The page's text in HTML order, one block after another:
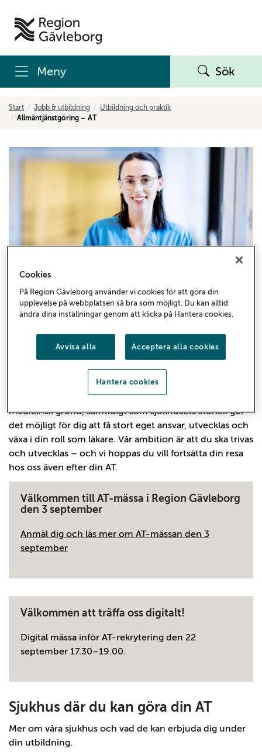
Meny Sök
Start Jobb & utbildning
Utbildning och praktik
Allmäntjänstgöring – AT
Allmäntjänstgöring – AT
Hos oss i Region Gävleborg finns tre sjukhus.
Hudiksvall och Gävle sjukhus är våra två akutsjukhus
medan Bollnäs sjukhus har ett akutmedicinskt
uppdrag för södra Hälsingland. Tillsammans
Vi har en bredd av specialiteter som ger dig en god
medicinsk grund, samtidigt som sjukhusets storlek gör
det möjligt för dig att få stort eget ansvar, utvecklas och
växa i din roll som läkare. Vår ambition är att du ska trivas
och utvecklas – och vi hoppas du vill fortsätta din resa
hos oss även efter din AT.
Välkommen till AT-mässa i Region Gävleborg
den 3 september
Anmäl dig och läs mer om AT-mässan den 3
september
Välkommen att träffa oss digitalt!
Digital mässa inför AT-rekrytering den 22
september 17.30–19.00.
Sjukhus där du kan göra din AT
Mer om våra sjukhus och vad de kan erbjuda dig under
din utbildning.
Cookies
På Region Gävleborg använder vi cookies för att göra din
upplevelse på webbplatsen så bra som möjligt. Du kan alltid
ändra dina inställningar genom att klicka på Hantera cookies.
Avvisa alla Acceptera alla cookies
Hantera cookies